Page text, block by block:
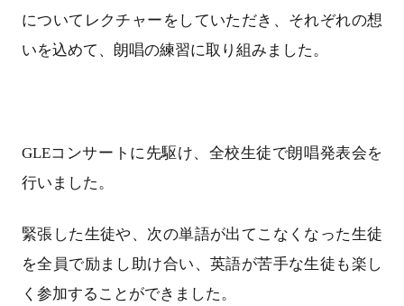
についてレクチャーをしていただき、それぞれの想
いを込めて、朗唱の練習に取り組みました。
GLEコンサートに先駆け、全校生徒で朗唱発表会を
行いました。
緊張した生徒や、次の単語が出てこなくなった生徒
を全員で励まし助け合い、英語が苦手な生徒も楽し
く参加することができました。